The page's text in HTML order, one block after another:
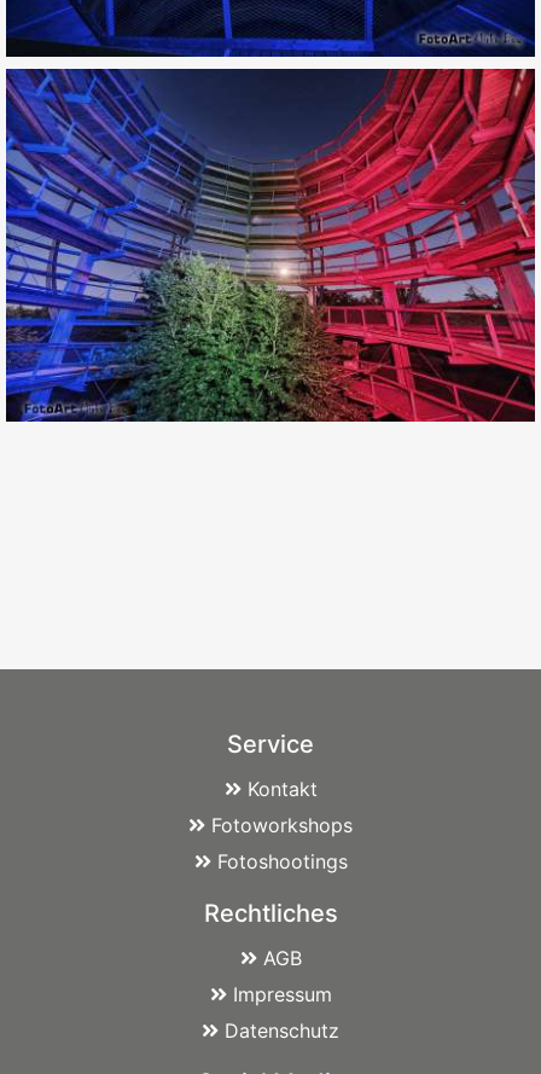
Service
Kontakt
Fotoworkshops
Fotoshootings
Rechtliches
AGB
Impressum
Datenschutz